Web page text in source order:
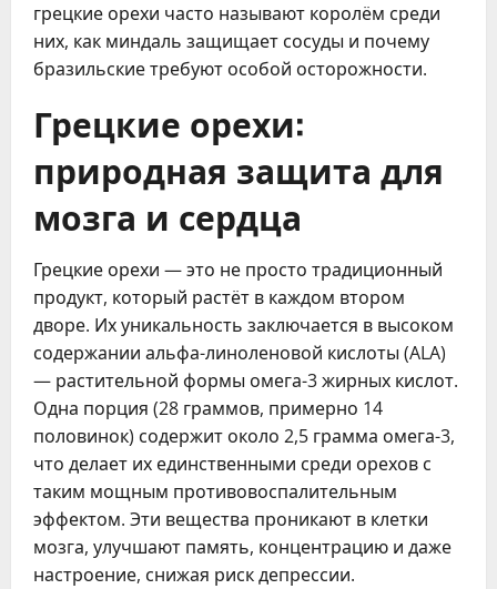
грецкие орехи часто называют королём среди
них, как миндаль защищает сосуды и почему
бразильские требуют особой осторожности.
Грецкие орехи:
природная защита для
мозга и сердца
Грецкие орехи — это не просто традиционный
продукт, который растёт в каждом втором
дворе. Их уникальность заключается в высоком
содержании альфа-линоленовой кислоты (ALA)
— растительной формы омега-3 жирных кислот.
Одна порция (28 граммов, примерно 14
половинок) содержит около 2,5 грамма омега-3,
что делает их единственными среди орехов с
таким мощным противовоспалительным
эффектом. Эти вещества проникают в клетки
мозга, улучшают память, концентрацию и даже
настроение, снижая риск депрессии.